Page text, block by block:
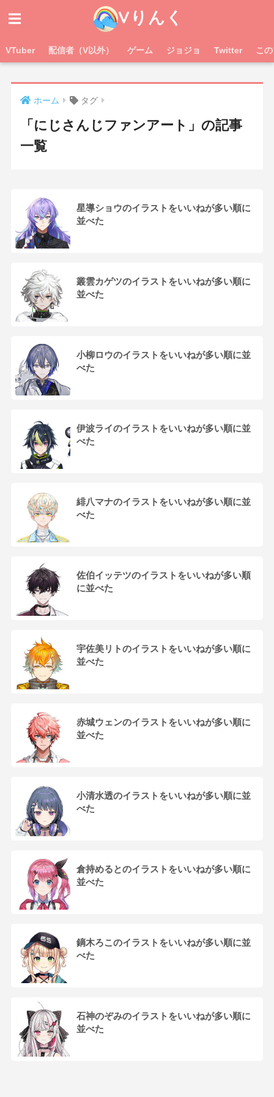
Vりんく
VTuber 配信者（V以外） ゲーム ジョジョ Twitter こ
ホーム タグ
「にじさんじファンアート」の記事
一覧
星導ショウのイラストをいいねが多い順に
並べた
叢雲カゲツのイラストをいいねが多い順に
並べた
小柳ロウのイラストをいいねが多い順に並
べた
伊波ライのイラストをいいねが多い順に並
べた
緋八マナのイラストをいいねが多い順に並
べた
佐伯イッテツのイラストをいいねが多い順
に並べた
宇佐美リトのイラストをいいねが多い順に
並べた
赤城ウェンのイラストをいいねが多い順に
並べた
小清水透のイラストをいいねが多い順に並
べた
倉持めるとのイラストをいいねが多い順に
並べた
鏑木ろこのイラストをいいねが多い順に並
べた
石神のぞみのイラストをいいねが多い順に
並べた